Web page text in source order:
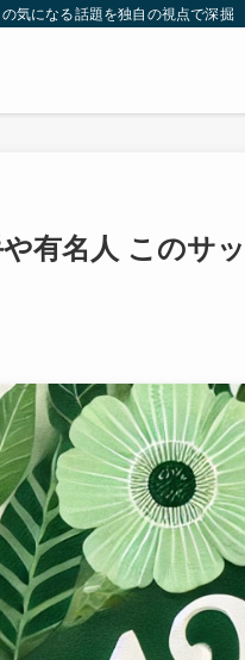
になる話題を独自の視点で深掘
有名人 このサ